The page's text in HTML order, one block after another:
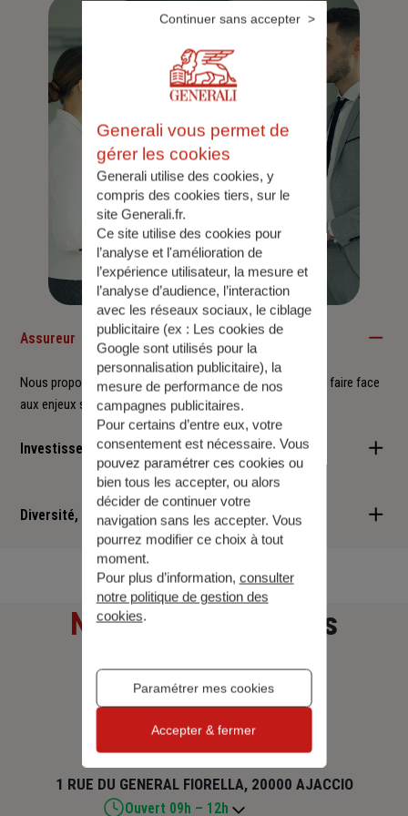
Assureur
Nous proposons à nos clients des solutions durables pour faire face
aux enjeux sociétaux et environnementaux.
Investisseur responsable
Nous sommes convaincus qu'il est possible d'allier performance
financière et retombées positives : cette vision est au cœur des
services que nous vous proposons.
Diversité, Equité, Inclusion
Nous faisons de la diversité, de l'équité et de l'inclusion un
engagement quotidien.
Notre adresse
et nos
horaires
SANTONI ROSINE
1 RUE DU GENERAL FIORELLA, 20000 AJACCIO
Ouvert 09h – 12h
Generali vous permet de
gérer les cookies
Generali utilise des cookies, y
compris des cookies tiers, sur le
site Generali.fr.
Ce site utilise des cookies pour
l’analyse et l'amélioration de
l’expérience utilisateur, la mesure et
l’analyse d’audience, l’interaction
avec les réseaux sociaux, le ciblage
publicitaire (ex : Les cookies de
Google sont utilisés pour la
personnalisation publicitaire), la
mesure de performance de nos
campagnes publicitaires.
Pour certains d’entre eux, votre
consentement est nécessaire. Vous
pouvez paramétrer ces cookies ou
bien tous les accepter, ou alors
décider de continuer votre
navigation sans les accepter. Vous
pourrez modifier ce choix à tout
moment.
Pour plus d’information, consulter
notre politique de gestion des
cookies.
Paramétrer mes cookies
Continuer sans accepter
Accepter & fermer